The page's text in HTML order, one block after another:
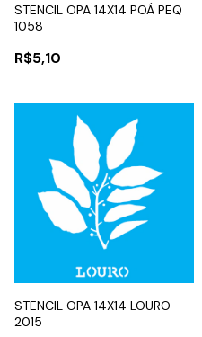
STENCIL OPA 14X14 POÁ PEQ
1058
R$5,10
STENCIL OPA 14X14 LOURO
2015